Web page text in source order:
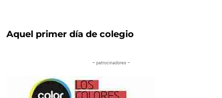
Aquel primer día de colegio
– patrocinadores –